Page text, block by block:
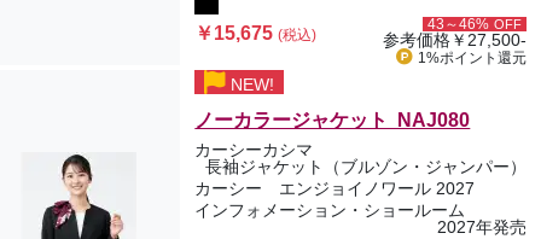
￥15,675(税込)
43～46% OFF
参考価格￥27,500-
1%ポイント 還元
NEW!
ノーカラージャケット NAJ080
カーシーカシマ
長袖ジャケット（ブルゾン・ジャンパー）
カーシー エンジョイノワール 2027
インフォメーション・ショールーム
2027年発売